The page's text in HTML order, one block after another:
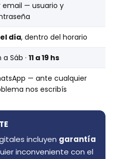
email — usuario y
el día, dentro del horario
a Sáb · 11 a 19 hs
— ante cualquier
nos escribís
incluyen garantía
inconveniente con el